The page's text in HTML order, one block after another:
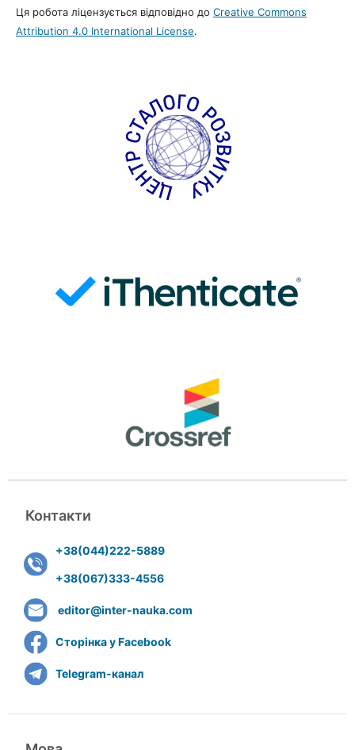
Ця робота ліцензується відповідно до Creative Commons
Attribution 4.0 International License.
Контакти
+38(044)222-5889
+38(067)333-4556
editor@inter-nauka.com
Сторінка у Facebook
Telegram-канал